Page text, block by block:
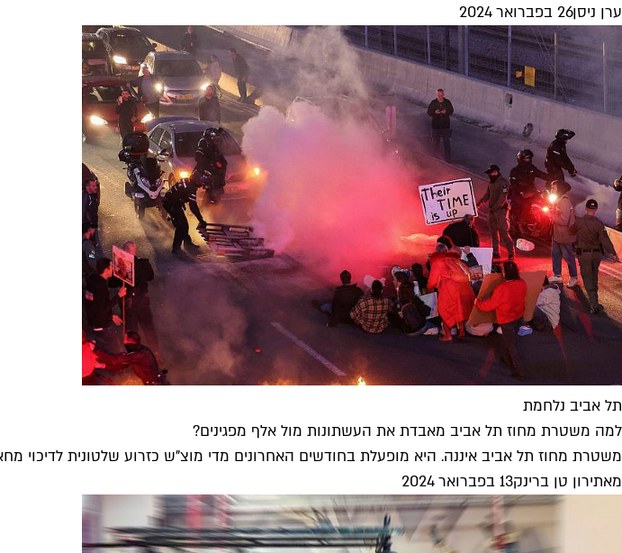
ערן ניסן26 בפברואר 2024
תל אביב נלחמת
למה משטרת מחוז תל אביב מאבדת את העשתונות מול אלף מפגינים?
משטרת מחוז תל אביב איננה. היא מופעלת בחודשים האחרונים מדי מוצ"ש כזרוע שלטונית
מאתירון טן ברינק13 בפברואר 2024